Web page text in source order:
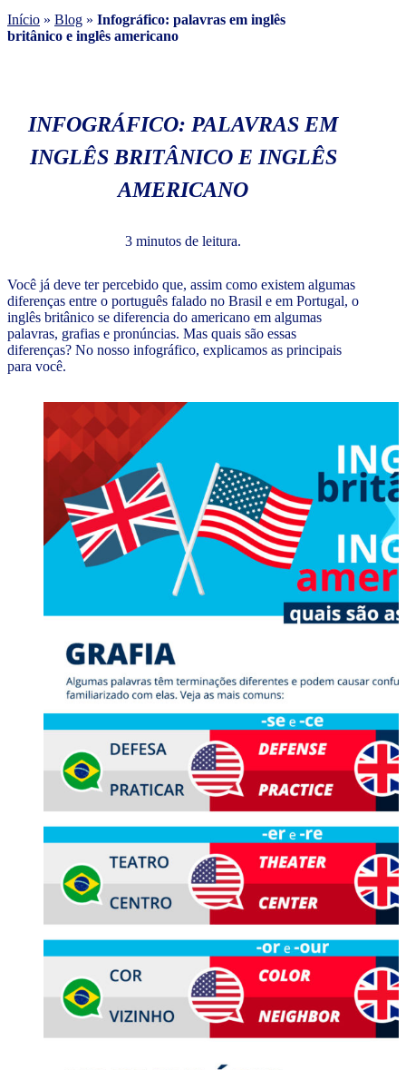
Início » Blog » Infográfico: palavras em inglês
britânico e inglês americano
INFOGRÁFICO: PALAVRAS EM
INGLÊS BRITÂNICO E INGLÊS
AMERICANO
3 minutos de leitura.
Você já deve ter percebido que, assim como existem algumas
diferenças entre o português falado no Brasil e em Portugal, o
inglês britânico se diferencia do americano em algumas
palavras, grafias e pronúncias. Mas quais são essas
diferenças? No nosso infográfico, explicamos as principais
para você.